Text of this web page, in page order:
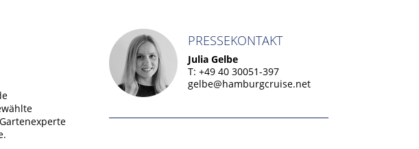
PRESSEKONTAKT
Julia Gelbe
T: +49 40 30051-397
gelbe@hamburgcruise.net